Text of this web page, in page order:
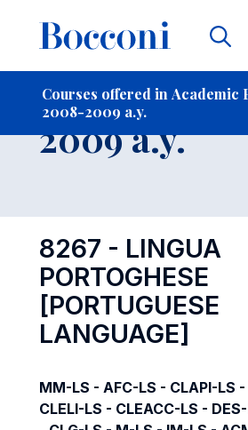
Courses offered in Academic
2008-2009 a.y.
-
Course
2009 a.y.
8267 - LINGUA
PORTOGHESE
[PORTUGUESE
LANGUAGE]
MM-LS - AFC-LS - CLAPI-LS -
CLELI-LS - CLEACC-LS -